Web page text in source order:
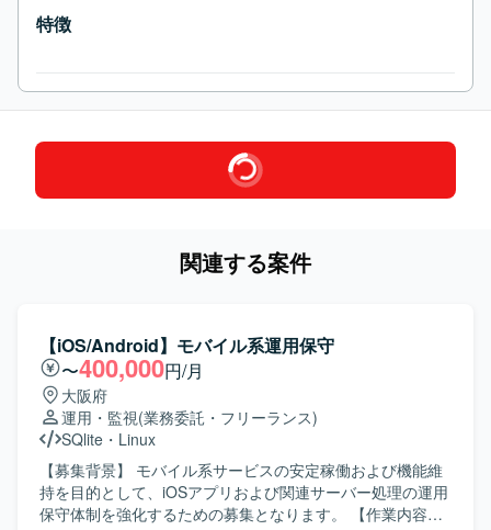
特徴
関連する案件
【iOS/Android】モバイル系運用保守
〜400,000円/月
大阪府
運用・監視(業務委託・フリーランス)
SQlite ・ Linux
【募集背景】 モバイル系サービスの安定稼働および機能維
持を目的として、iOSアプリおよび関連サーバー処理の運用
保守体制を強化するための募集となります。 【作業内容】